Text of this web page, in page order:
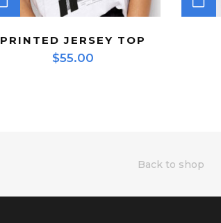
PRINTED JERSEY TOP
$55.00
Back to shop